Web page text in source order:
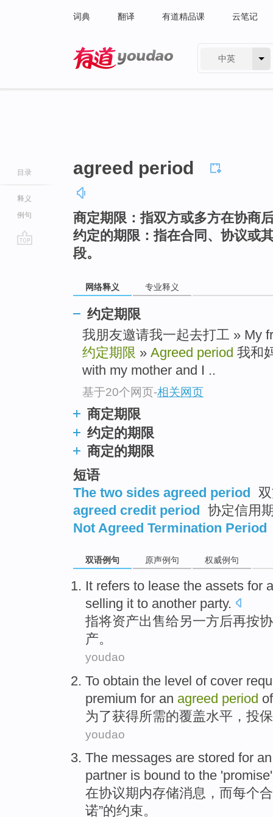
词典 翻译 有道精品课 云笔记
中英
目录
释义
例句
agreed period
商定期限：指双方或多方在协商
约定的期限：指在合同、协议或
段。
网络释义 专业释义
约定期限
我朋友邀请我一起去打工 » My
约定期限 » Agreed period 我和
with my mother and I ..
基于20个网页-相关网页
商定期限
约定的期限
商定的期限
短语
The two sides agreed period
agreed credit period 协定信用
Not Agreed Termination Period
双语例句 原声例句 权威例句
It refers to lease the assets for
selling it to another party.
指将资产出售给另一方后再按
产。
youdao
To obtain the level of cover
premium for an agreed period
为了获得所需的覆盖水平 ， 投
youdao
The messages are stored for
partner is bound to the 'promise
在协议期内存储消息 ， 而每个
诺”的约束。